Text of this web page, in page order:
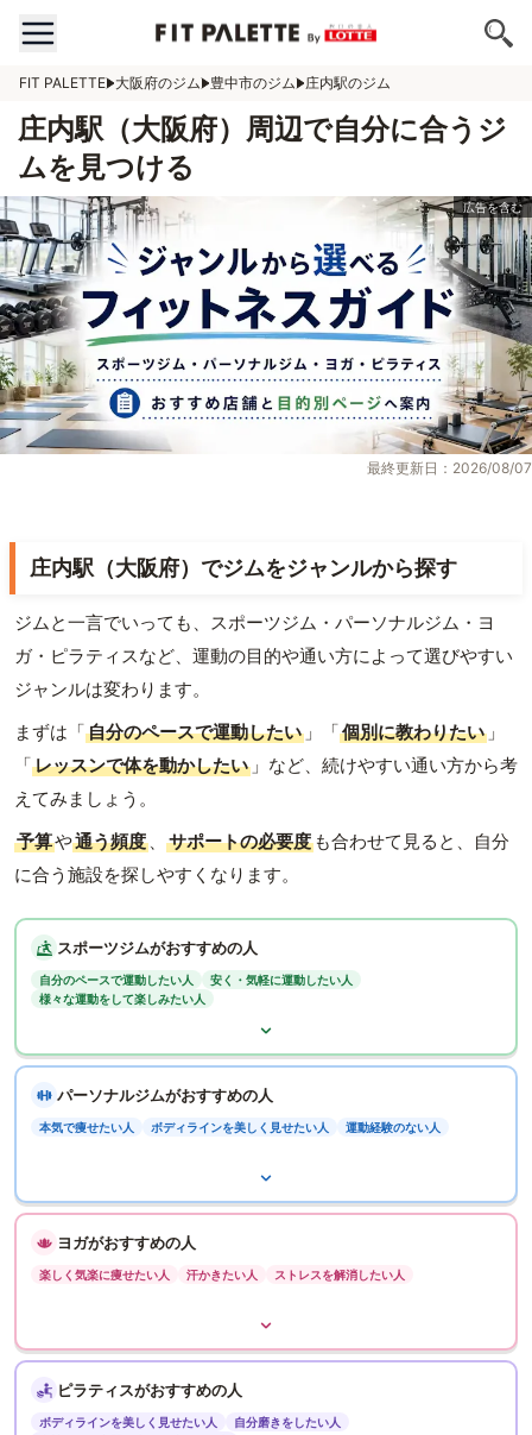
FIT PALETTE 大阪府のジム 豊中市のジム 庄内駅のジム
庄内駅（大阪府）周辺で自分に合うジ
ムを見つける
最終更新日：2026/08/07
庄内駅（大阪府）でジムをジャンルから探す
ジムと一言でいっても、スポーツジム・パーソナルジム・ヨ
ガ・ピラティスなど、運動の目的や通い方によって選びやすい
ジャンルは変わります。
まずは「自分のペースで運動したい 」「個別に教わりたい 」
「レッスンで体を動かしたい 」など、続けやすい通い方から考
えてみましょう。
予算や通う頻度 、 サポートの必要度 も合わせて見ると、自分
に合う施設を探しやすくなります。
スポーツジムがおすすめの人
自分のペースで運動したい人
安く・気軽に運動したい人
様々な運動をして楽しみたい人
パーソナルジムがおすすめの人
本気で痩せたい人 ボディラインを美しく見せたい人 運動経験のない人
ヨガがおすすめの人
楽しく気楽に痩せたい人 汗かきたい人 ストレスを解消したい人
ピラティスがおすすめの人
ボディラインを美しく見せたい人
自分磨きをしたい人